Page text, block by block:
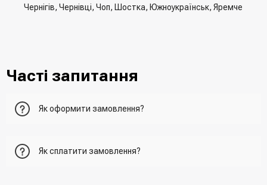
Чернігів, Чернівці, Чоп, Шостка, Южноукраїнськ, Яремче
Часті запитання
Як оформити замовлення?
нього та вказати всю необхідну інформацію про
Як сплатити замовлення?